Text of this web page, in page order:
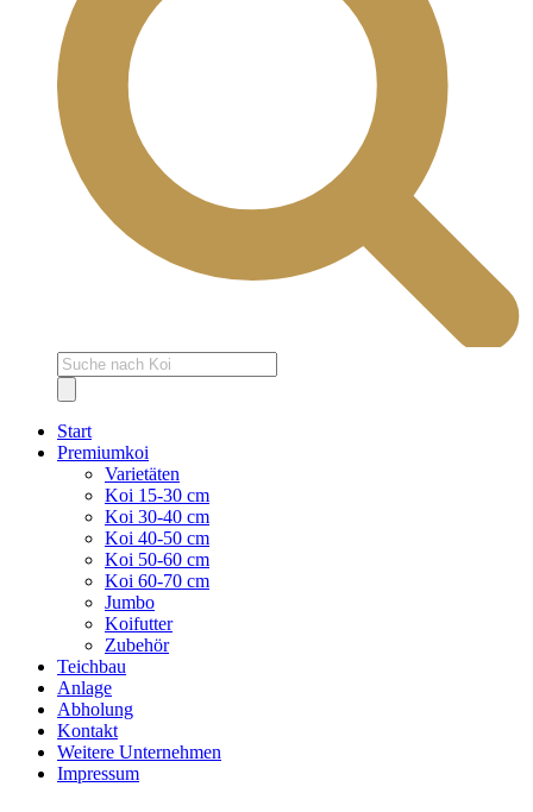
Products
search
Start
Premiumkoi
Varietäten
Koi 15-30 cm
Koi 30-40 cm
Koi 40-50 cm
Koi 50-60 cm
Koi 60-70 cm
Jumbo
Koifutter
Zubehör
Teichbau
Anlage
Abholung
Kontakt
Weitere Unternehmen
Impressum